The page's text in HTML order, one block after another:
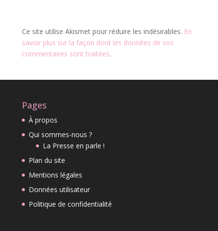
Ce site utilise Akismet pour réduire les indésirables. En
savoir plus sur la façon dont les données de vos
commentaires sont traitées.
Pages
À propos
Qui sommes-nous ?
La Presse en parle !
Plan du site
Mentions légales
Données utilisateur
Politique de confidentialité